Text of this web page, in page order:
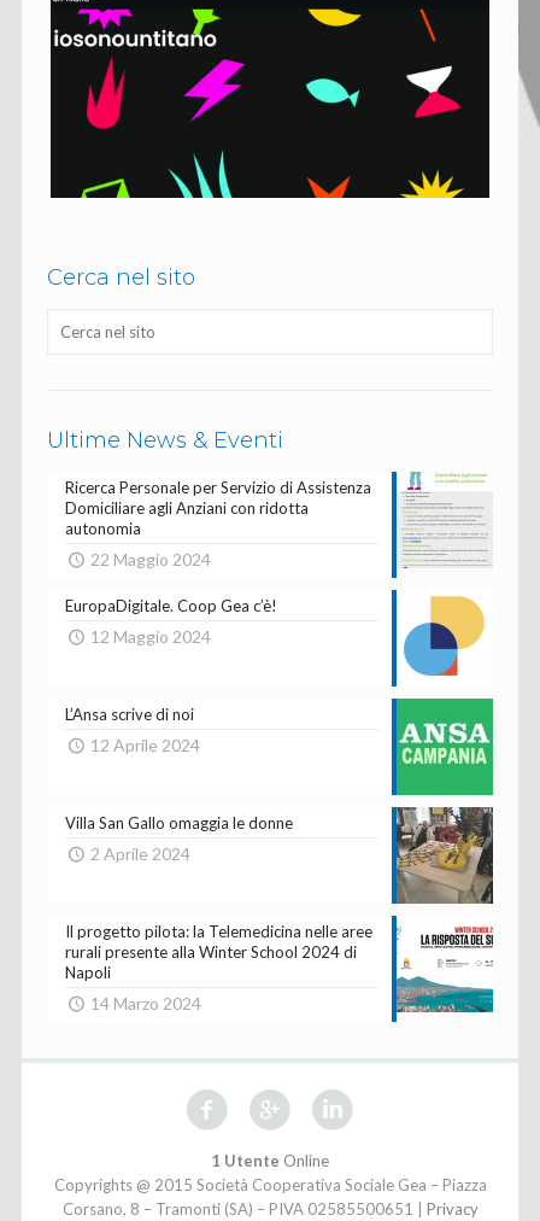
Cerca nel sito
Ultime News & Eventi
Ricerca Personale per Servizio di Assistenza
Domiciliare agli Anziani con ridotta
autonomia
22 Maggio 2024
EuropaDigitale. Coop Gea c’è!
12 Maggio 2024
L’Ansa scrive di noi
12 Aprile 2024
Villa San Gallo omaggia le donne
2 Aprile 2024
Il progetto pilota: la Telemedicina nelle aree
rurali presente alla Winter School 2024 di
Napoli
14 Marzo 2024
1 Utente Online
Copyrights @ 2015 Società Cooperativa Sociale Gea – Piazza
Corsano, 8 – Tramonti (SA) – PIVA 02585500651 | Privacy